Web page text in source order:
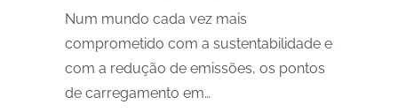
Num mundo cada vez mais
comprometido com a sustentabilidade e
com a redução de emissões, os pontos
de carregamento em…